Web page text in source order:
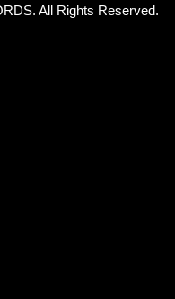
All Rights Reserved.